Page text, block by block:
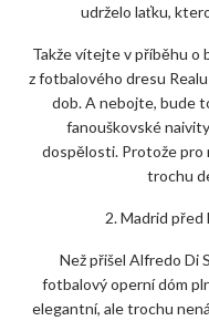
udrželo laťku,
Takže vítejte v příběhu o
z fotbalového dresu
dob. A nebojte, bude
fanouškovské
dospělosti. Protože pro
trochu
2. Madrid před
Než přišel Alfredo Di
fotbalový operní dóm
elegantní, ale trochu